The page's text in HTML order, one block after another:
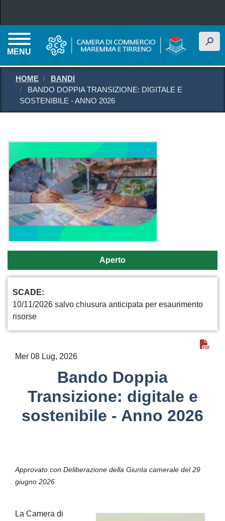
MENU
h
HOME
BANDI
BANDO DOPPIA TRANSIZIONE: DIGITALE E
SOSTENIBILE - ANNO 2026
Aperto
SCADE
10/11/2026 salvo chiusura anticipata per esaurimento
risorse
Mer 08 Lug, 2026
Bando Doppia
Transizione: digitale e
sostenibile - Anno 2026
Approvato con Deliberazione della Giunta camerale del 29
giugno 2026
La Camera di